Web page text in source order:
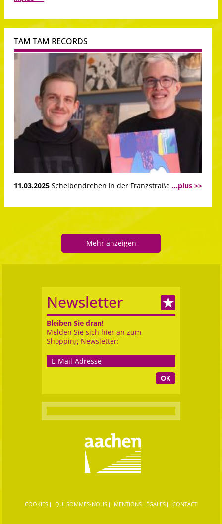
TAM TAM RECORDS
11.03.2025 Scheibendrehen in der Franzstraße ...plus >>
Mehr anzeigen
Newsletter
Bleiben Sie dran!
Melden Sie sich hier an zum
Shopping-Newsletter:
OK
COOKIES QUI SOMMES-NOUS MENTIONS LÉGALES CONTACT